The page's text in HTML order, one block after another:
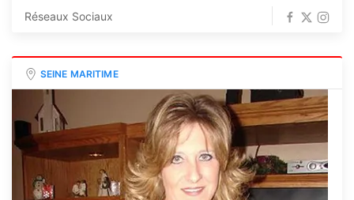
Réseaux Sociaux
SEINE MARITIME